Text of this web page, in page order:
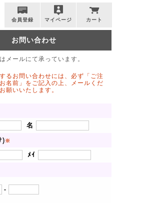
会員登録 マイページ カート
お問い合わせ
メールにて承っています。
るお問い合わせには、必ず「ご注
名前」をご記入の上、メールくだ
願いいたします。
名
)※
ﾒｲ
-